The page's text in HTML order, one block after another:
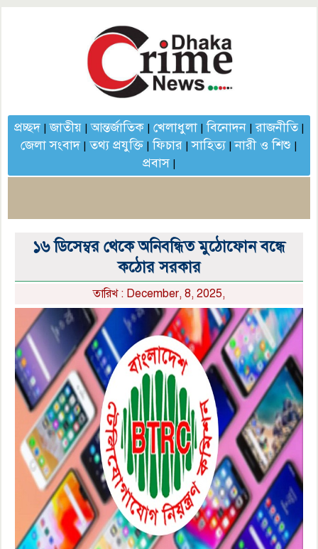
প্রচ্ছদ|জাতীয়|আন্তর্জাতিক| খেলাধুলা|বিনোদন|রাজনীতি|
জেলা সংবাদ|তথ্য প্রযুক্তি |ফিচার |সাহিত্য|নারী ও শিশু |
প্রবাস|
১৬ ডিসেম্বর থেকে অনিবন্ধিত মুঠোফোন বন্ধে
কঠোর সরকার
তারিখ : December, 8, 2025,